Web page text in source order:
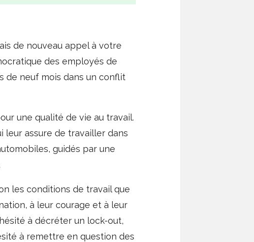
de nouveau appel à votre
des employés de
de neuf mois dans un conflit
une qualité de vie au travail.
leur assure de travailler dans
guidés par une
les conditions de travail que
à leur courage et à leur
à décréter un lock-out,
à remettre en question des